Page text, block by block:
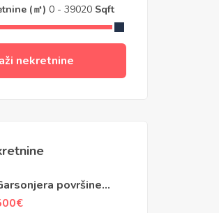
(㎡) 0 - 39020 Sqft
nekretnine
površine
Škaljari, Kotor
€